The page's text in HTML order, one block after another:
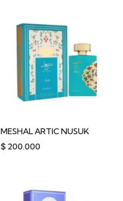
MESHAL ARTIC NUSUK
$ 200.000